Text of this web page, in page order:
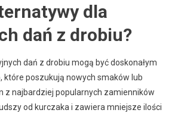
dla
dań z drobiu?
dań z drobiu mogą być doskonałym
które poszukują nowych smaków lub
z najbardziej popularnych zamienników
od kurczaka i zawiera mniejsze ilości